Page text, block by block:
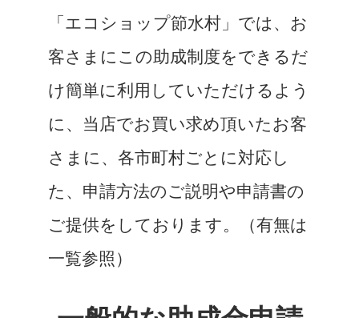
「エコショップ節水村」では、お
客さまにこの助成制度をできるだ
け簡単に利用していただけるよう
に、当店でお買い求め頂いたお客
さまに、各市町村ごとに対応し
た、申請方法のご説明や申請書の
ご提供をしております。（有無は
一覧参照）